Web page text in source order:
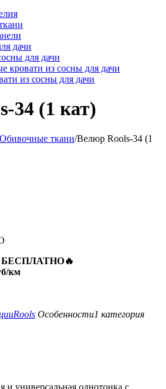
дачи
для дачи
кровати из сосны для дачи
из сосны для дачи
34 (1 кат)
Обивочные ткани/Велюр Rools-34 (1
БЕСПЛАТНО🔥
км
Rools Особенности1 категория
и универсальная однотонка с